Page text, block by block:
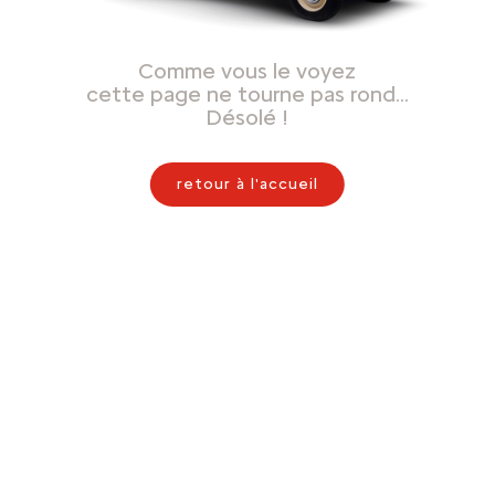
Comme vous le voyez
cette page ne tourne pas rond…
Désolé !
retour à l'accueil